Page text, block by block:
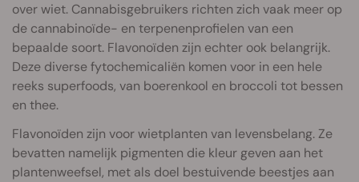
over wiet. Cannabisgebruikers richten zich vaak meer op
de cannabinoïde- en terpenenprofielen van een
bepaalde soort. Flavonoïden zijn echter ook belangrijk.
Deze diverse fytochemicaliën komen voor in een hele
reeks superfoods, van boerenkool en broccoli tot bessen
en thee.
Flavonoïden zijn voor wietplanten van levensbelang. Ze
bevatten namelijk pigmenten die kleur geven aan het
plantenweefsel, met als doel bestuivende beestjes aan